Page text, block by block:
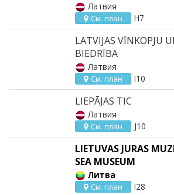
Латвия
См. план H7
LATVIJAS VĪNKOPJU
BIEDRĪBA
Латвия
См. план I10
LIEPĀJAS TIC
Латвия
См. план J10
LIETUVAS JURAS
SEA MUSEUM
Литва
См. план I28